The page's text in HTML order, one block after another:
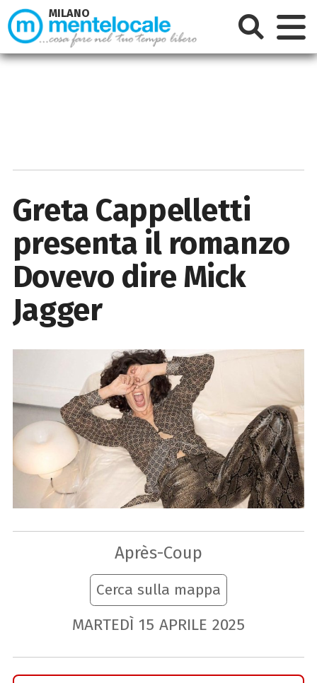
Greta Cappelletti
presenta il romanzo
Dovevo dire Mick
Jagger
Après-Coup
Cerca sulla mappa
MARTEDÌ 15 APRILE 2025
MILANO